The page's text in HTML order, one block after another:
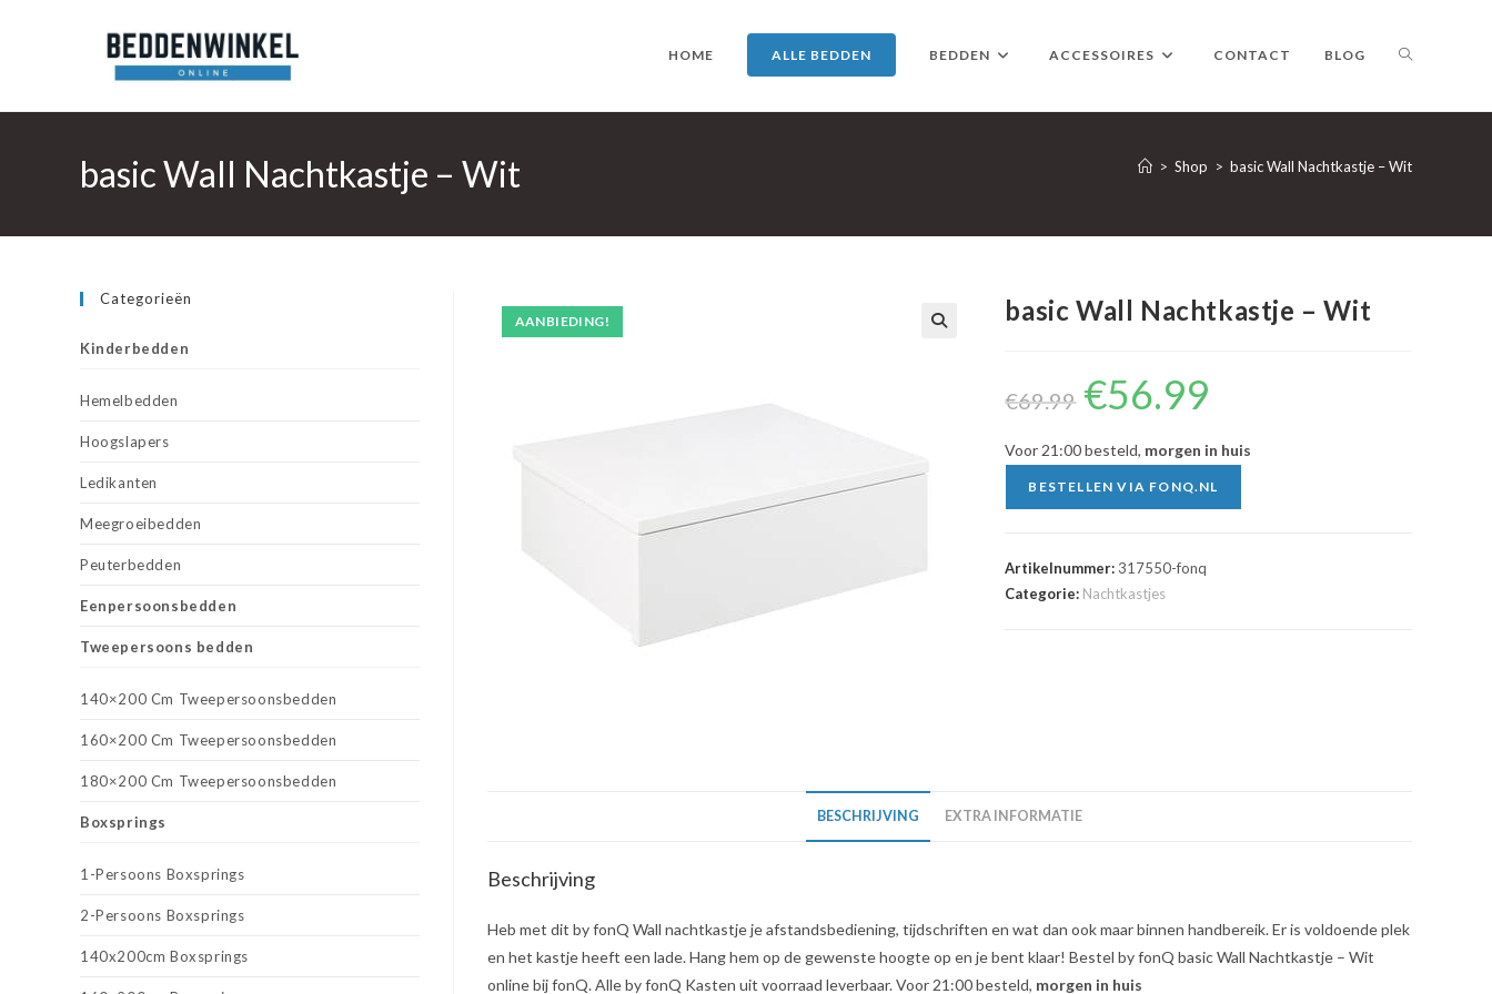
HOME ALLE BEDDEN BEDDEN ACCESSOIRES CONTACT BLOG TOGGLE
WEBSITE
basic Wall Nachtkastje – Wit > Shop > basic Wall Nachtkastje – Wit
AANBIEDING! basic Wall Nachtkastje – Wit
€69.99
Oorspronkelijke
prijs
was:
€56.99
Voor 21:00 besteld, morgen in huis
BESTELLEN VIA FONQ.NL
Artikelnummer: 317550-fonq
Categorie: Nachtkastjes
BESCHRIJVING EXTRA INFORMATIE
Beschrijving
Heb met dit by fonQ Wall nachtkastje je afstandsbediening, tijdschriften en wat dan ook maar binnen handbereik. Er is voldoende plek
en het kastje heeft een lade. Hang hem op de gewenste hoogte op en je bent klaar! Bestel by fonQ basic Wall Nachtkastje – Wit
online bij fonQ. Alle by fonQ Kasten uit voorraad leverbaar. Voor 21:00 besteld, morgen in huis
Categorieën
Kinderbedden
Hemelbedden
Hoogslapers
Ledikanten
Meegroeibedden
Peuterbedden
Eenpersoonsbedden
Tweepersoons bedden
140×200 Cm Tweepersoonsbedden
160×200 Cm Tweepersoonsbedden
180×200 Cm Tweepersoonsbedden
Boxsprings
1-Persoons Boxsprings
2-Persoons Boxsprings
140x200cm Boxsprings